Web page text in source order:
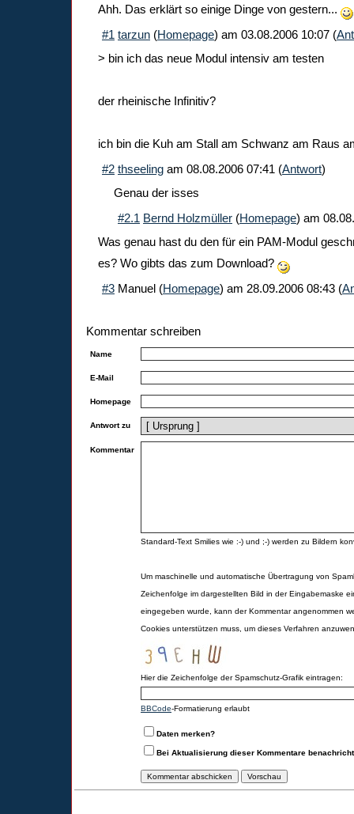
Ahh. Das erklärt so einige Dinge von gestern...
#1 tarzun (Homepage) am 03.08.2006 10:07 (
> bin ich das neue Modul intensiv am testen
der rheinische Infinitiv?
ich bin die Kuh am Stall am Schwanz am Raus
#2 thseeling am 08.08.2006 07:41 (Antwort)
Genau der isses
#2.1 Bernd Holzmüller (Homepage) am
Was genau hast du den für ein PAM-Modul
es? Wo gibts das zum Download?
#3 Manuel (Homepage) am 28.09.2006 08:43 (
Kommentar schreiben
Name
E-Mail
Homepage
Antwort zu
Kommentar
Standard-Text Smilies wie :-) und ;-) werden zu Bildern
Um maschinelle und automatische Übertragung von
Zeichenfolge im dargestellten Bild in der Eingabemaske
eingegeben wurde, kann der Kommentar angenommen
Cookies unterstützen muss, um dieses Verfahren
Hier die Zeichenfolge der Spamschutz-Grafik eintragen:
BBCode-Formatierung erlaubt
Daten merken?
Bei Aktualisierung dieser Kommentare